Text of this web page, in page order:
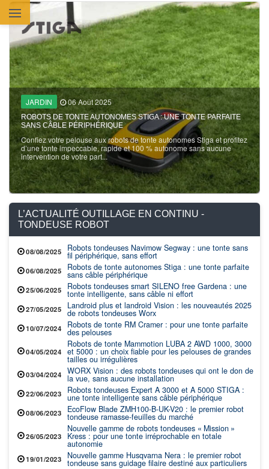
Aller au contenu principal
JARDIN 06 Août 2025
ROBOTS DE TONTE AUTONOMES STIGA : UNE TONTE PARFAITE
SANS CÂBLE PÉRIPHÉRIQUE
Confiez votre pelouse aux robots de tonte autonomes Stiga et profitez
d’une tonte impeccable, rapide et 100 % autonome sans aucune
intervention de votre part...
L’ACTUALITÉ OUTILLAGE EN CONTINU -
TONDEUSE ROBOT
08/08/2025 Robots tondeuses Navimow Segway : une tonte sans
fil périphérique, sans effort
06/08/2025 Robots de tonte autonomes Stiga : une tonte parfaite
sans câble périphérique
25/06/2025 Robots tondeuses smart SILENO free Gardena : une
tonte intelligente, sans câble ni effort
27/05/2025 Landroid plus et landroid Vision : les nouveautés 2025
de robots tondeuses Worx
10/07/2024 Robots de tonte RM Cramer : pour une tonte parfaite
des pelouses
04/05/2024
Robots de tonte Mammotion LUBA 2 AWD 1000, 3000
et 5000 : un choix fiable pour les pelouses de grandes
tailles ou irrégulières
03/04/2024 WORX Vision : des robots tondeuses qui ont le don de
la vue, sans aucune installation
22/06/2023 Robots tondeuses Expert A 3000 et A 5000 STIGA :
une tonte intelligente sans câble périphérique
08/06/2023 EcoFlow Blade ‎ZMH100-B-UK-V20 : le premier robot
tondeuse ramasse-feuilles du marché
26/05/2023
Nouvelle gamme de robots tondeuses « Mission »
Kress : pour une tonte irréprochable en totale
autonomie
19/01/2023 Nouvelle gamme Husqvarna Nera : le premier robot
tondeuse sans guidage filaire destiné aux particuliers